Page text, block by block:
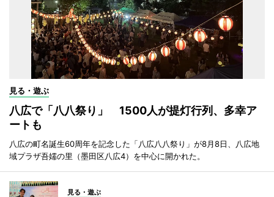
見る・遊ぶ
八広で「八八祭り」 1500人が提灯行列、多幸ア
ートも
八広の町名誕生60周年を記念した「八広八八祭り」が8月8日、八広地
域プラザ吾嬬の里（墨田区八広4）を中心に開かれた。
見る・遊ぶ